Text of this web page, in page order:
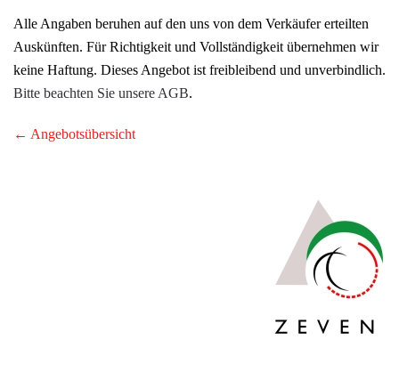
Alle Angaben beruhen auf den uns von dem Verkäufer erteilten
Auskünften. Für Richtigkeit und Vollständigkeit übernehmen wir
keine Haftung. Dieses Angebot ist freibleibend und unverbindlich.
Bitte beachten Sie unsere AGB.
← Angebotsübersicht